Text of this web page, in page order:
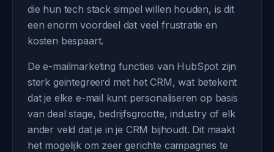
die hun tech stack simpel willen houden, is dit
een enorm voordeel dat veel frustratie en
kosten bespaart.
De e-mailmarketing functies van HubSpot zijn
sterk geintegreerd met het CRM, wat betekent
dat je elke e-mail kunt personaliseren op basis
van deal stage, bedrijfsgrootte, industry of elk
ander veld dat je in je CRM bijhoudt. Dit maakt
het mogelijk om zeer gerichte campagnes te